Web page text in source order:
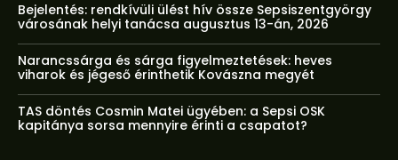
Bejelentés: rendkívüli ülést hív össze Sepsiszentgyörgy
városának helyi tanácsa augusztus 13-án, 2026
Narancssárga és sárga figyelmeztetések: heves
viharok és jégeső érinthetik Kovászna megyét
TAS döntés Cosmin Matei ügyében: a Sepsi OSK
kapitánya sorsa mennyire érinti a csapatot?